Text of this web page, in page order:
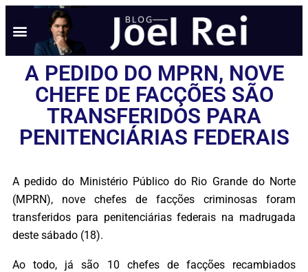
A PEDIDO DO MPRN, NOVE
CHEFE DE FACÇÕES SÃO
TRANSFERIDOS PARA
PENITENCIÁRIAS FEDERAIS
A pedido do Ministério Público do Rio Grande do Norte
(MPRN), nove chefes de facções criminosas foram
transferidos para penitenciárias federais na madrugada
deste sábado (18).
Ao todo, já são 10 chefes de facções recambiados